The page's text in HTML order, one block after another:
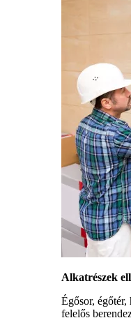
Alkatrészek
Égősor, égőtér,
felelős